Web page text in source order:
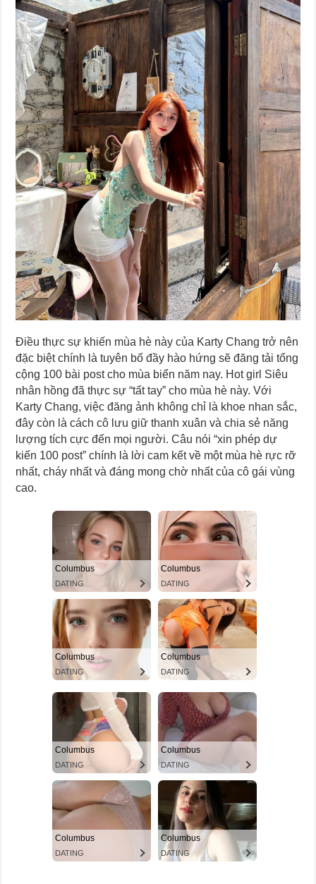
Điều thực sự khiến mùa hè này của Karty Chang trở nên
đặc biệt chính là tuyên bố đầy hào hứng sẽ đăng tải tổng
cộng 100 bài post cho mùa biển năm nay. Hot girl Siêu
nhân hồng đã thực sự “tất tay” cho mùa hè này. Với
Karty Chang, việc đăng ảnh không chỉ là khoe nhan sắc,
đây còn là cách cô lưu giữ thanh xuân và chia sẻ năng
lượng tích cực đến mọi người. Câu nói “xin phép dự
kiến 100 post” chính là lời cam kết về một mùa hè rực rỡ
nhất, cháy nhất và đáng mong chờ nhất của cô gái vùng
cao.